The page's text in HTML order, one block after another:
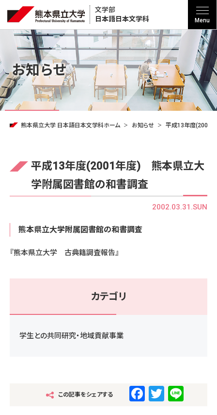
文学部
日本語 日本文学科 Menu
お知らせ
熊本県立大学 日本語日本文学科ホーム お知らせ 平成13年度(2001
平成13年度(2001年度) 熊本県立大
学附属図書館の和書調査
2002.03.31.SUN
熊本県立大学附属図書館の和書調査
『熊本県立大学 古典籍調査報告』
カテゴリ
学生との共同研究・地域貢献事業
この記事をシェアする
F
T